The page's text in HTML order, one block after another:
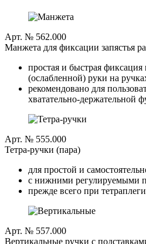
Арт. № 562.000
Манжета для фиксации запястья
простая и быстрая фиксация
(ослабленной) руки на
рекомендовано для
хватательно-держательной
Арт. № 555.000
Тетра-ручки (пара)
для простой и
с нижними регулируемыми
прежде всего при
Арт. № 557.000
Вертикальные ручки с